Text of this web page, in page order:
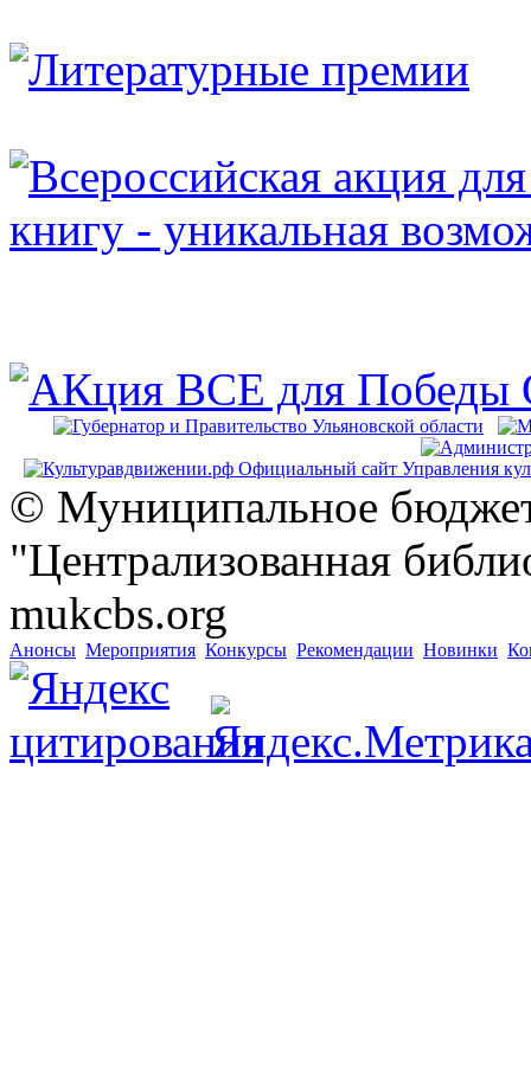
© Муниципальное
"Централизованная
mukcbs.org
Анонсы Мероприятия Конкурсы Рекомендации Новинки